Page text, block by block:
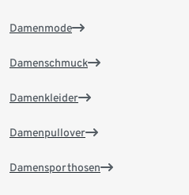
Damenmode
Damenschmuck
Damenkleider
Damenpullover
Damensporthosen